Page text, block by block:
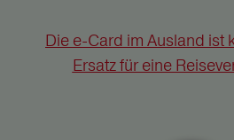
Die e-Card im Ausland ist
Ersatz für eine